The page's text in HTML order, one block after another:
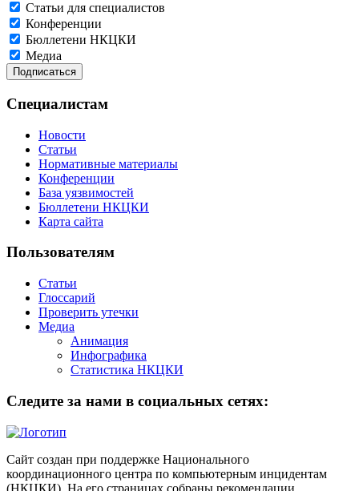
Статьи для специалистов
Конференции
Бюллетени НКЦКИ
Медиа
Специалистам
Новости
Статьи
Нормативные материалы
Конференции
База уязвимостей
Бюллетени НКЦКИ
Карта сайта
Пользователям
Статьи
Глоссарий
Проверить утечки
Медиа
Анимация
Инфографика
Статистика НКЦКИ
Следите за нами в социальных сетях:
Сайт создан при поддержке Национального
координационного центра по компьютерным инцидентам
(НКЦКИ). На его страницах собраны рекомендации